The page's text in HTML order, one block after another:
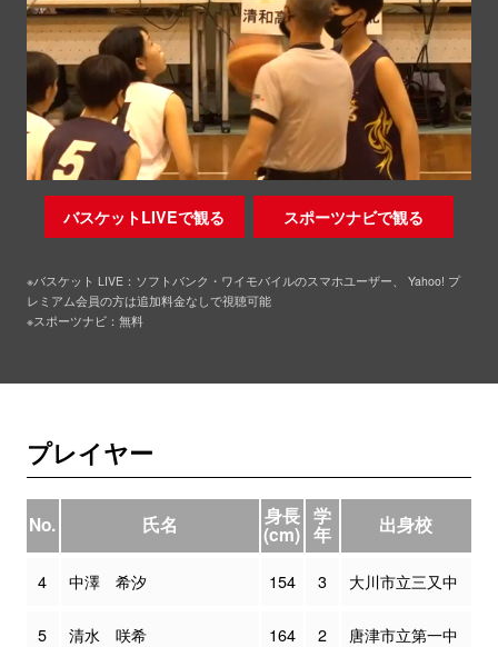
バスケットLIVEで観る スポーツナビで観る
※バスケット LIVE：ソフトバンク・ワイモバイルのスマホユーザー、 Yahoo! プ
レミアム会員の方は追加料金なしで視聴可能
※スポーツナビ：無料
プレイヤー
No. 氏名 身長
(cm)
学
年 出身校
4 中澤 希汐 154 3 大川市立三又中
5 清水 咲希 164 2 唐津市立第一中